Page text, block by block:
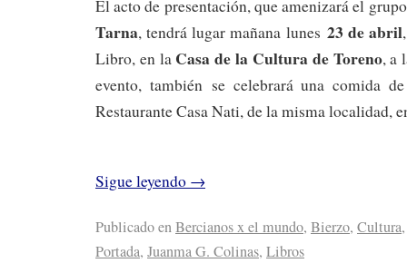
El acto de presentación, que amenizará el
Tarna, tendrá lugar mañana lunes 23 de abril
Libro, en la Casa de la Cultura de Toreno, a
evento, también se celebrará una comida
Restaurante Casa Nati, de la misma localidad,
Sigue leyendo →
Publicado enBercianos x el mundo, Bierzo, Cultura
Portada, Juanma G. Colinas, Libros